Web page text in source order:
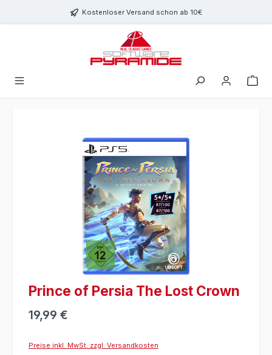
Zum Hauptinhalt springenKostenloser Versand schon ab 10€
Bildergalerie überspringen
Prince of Persia The Lost Crown
19,99 €
Preise inkl. MwSt. zzgl. Versandkosten